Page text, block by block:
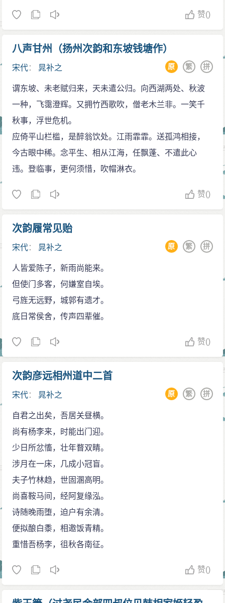
一身存，薄命如云信流传”，辞句凄宛动人，当时曾传诵
晁补之的词风颇能追步苏轼。如《洞仙歌·填卢仝
词》就是效法苏轼的《哨遍》之隐括陶潜的《归去来
辞》的。《摸鱼儿·东皋寓居》则被公认为其代表作：“买
陂塘，旋载杨柳，依稀淮岸湘浦。东皋嘉雨新痕涨，沙
嘴鹭来鸥聚。堪爱处，最好是、一川夜月光流渚。无人
独舞。任翠幄张天，柔茵藉地，酒尽未能去。青绫被，
莫忆金闺故步，儒冠曾把身识破。弓刀千骑成何事？荒
了邵平瓜圃。君试觑，满青镜、星星鬓影今如许！功名
浪语。便似得班超，封侯万里，归计恐迟幕。”
此词先是描述归来园的清丽景色，充分呈现啸傲风
馆阁侍臣消磨岁月，接着迭用旧典坐实儒冠误人，一时
及他的生平，就会明白晁补之心中实在是积郁着一股不
易消解的愤懑，所以才激出“功名浪语”的反笔，质率径
直，酣畅奔泻，以气象的阔大见长，全然不同于传统艺
术规范的密丽婉曲。故《气概》卷四说：“无咎词堂庑颇
大，人知辛稼轩《摸鱼儿·更能消几番风雨》一阕为后来
儿》如出一辙，只不过有些句子情绪更加激切，吐属更
为率直发露，犹似骨鲠塞喉，尽出方快。这与含蓄曲
幽、婉而不露的流行风格实在是背道而驰的。
当然，说晁补之属豪放词家，师承苏轼，只是就其
主导倾向而言，实际上，晁补之全部词章中，伤春惜
别、相思忆旧之传统题材的作品仍占约半数之多，并颇
具清新蕴藉韵味与柔丽绵邈情调，合乎词的当行本色。
如他的《引驾行·梅精琼绽》一词，起首说春光满园，人
却独自落泪，中间略事点染，歇拍便揭示出“忆年时，把
罗袂”的缘由：全在旧情难忘啊！过片转过笔意呼应，只
写了恋人留在印象最深处的一个细微动作，则她的风采
春连缀起来，韵华依然，芳姿历历能迹，人竟一去无音
实之罪，被降职通判应天府和亳州，到贬所不久，又以
岳父杜纯弟杜纮知应天府兼南京留守司公事，为避亲
嫌，改差通判亳州（今安徽亳州）。朝廷纷争倾轧继续
激烈。绍圣四年（公元1097年），党讫起，再治元祐旧
得遇赦，又召为著作佐郎。靖国元年（公元1101年），
被提升为吏部员外郎、礼部郎中，并兼史馆编修、实录
检讨官。党论之祸起，他为谏官管师仁所弹劾，出知河
中府，他在河中府修河桥以便民，老百姓都画了他的像
出党籍，复起用为达州的知州，后改知泗州，不久，便
逝世，年五十八。
赞()
八声甘州（扬州次韵和东坡钱塘作）
宋代： 晁补之 拼
繁
原
谓东坡、未老赋归来，天未遣公归。向西湖两处、秋波
一种，飞霭澄辉。又拥竹西歌吹，僧老木兰非。一笑千
秋事，浮世危机。
应倚平山栏槛，是醉翁饮处。江雨霏霏。送孤鸿相接，
今古眼中稀。念平生、相从江海，任飘蓬、不遣此心
违。登临事，更何须惜，吹帽淋衣。
赞()
次韵履常见贻
宋代： 晁补之 拼
繁
原
人皆爱陈子，新雨尚能来。
但使门多客，何嫌室自埃。
弓旌无远野，城郭有遗才。
底日常侯舍，传声四辈催。
赞()
次韵彦远相州道中二首
宋代： 晁补之 拼
繁
原
自君之出矣，吾居关昼横。
尚有杨李来，时能出门迎。
少日所忿慉，壮年瞀双睛。
涉月在一床，几成小冠盲。
夫子竹林趋，世固溷高明。
尚喜鞍马间，经阿复缘泓。
诗随晚雨堕，迫户有余清。
便拟酿白黍，相邀饭青精。
重惜吾杨李，徂秋各南征。
赞()